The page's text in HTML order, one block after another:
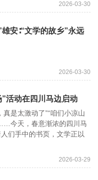
2026-03-30
安∶“文学的故乡”永远
2026-03-30
”活动在四川马边启动
是太激动了”“咱们小凉山
今天，春意渐浓的四川马
们手中的书页，文学正以
2026-03-29